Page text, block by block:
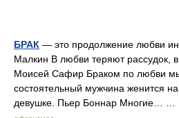
БРАК — это продолжение любви
Малкин В любви теряют рассудок,
Моисей Сафир Браком по любви
состоятельный мужчина женится
девушке. Пьер Боннар Многие… …